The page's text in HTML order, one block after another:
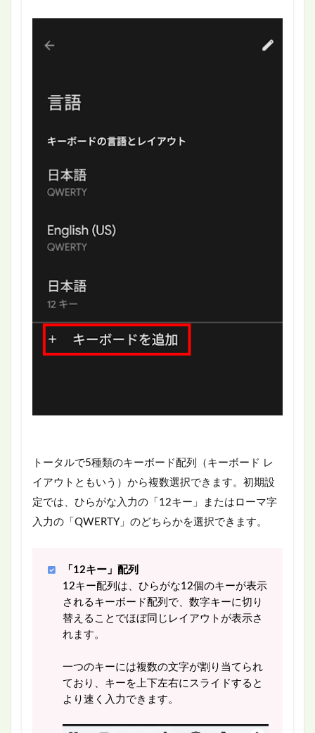
トータルで5種類のキーボード配列（キーボード レ
イアウトともいう）から複数選択できます。初期設
定では、ひらがな入力の「12キー」またはローマ字
入力の「QWERTY」のどちらかを選択できます。
「12キー」配列
12キー配列は、ひらがな12個のキーが表示
されるキーボード配列で、数字キーに切り
替えることでほぼ同じレイアウトが表示さ
れます。
一つのキーには複数の文字が割り当てられ
ており、キーを上下左右にスライドすると
より速く入力できます。